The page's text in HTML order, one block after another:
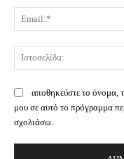
αποθηκεύστε το όνομα,
μου σε αυτό το πρόγραμμα
σχολιάσω.